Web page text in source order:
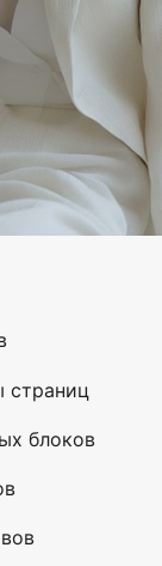
страниц
блоков